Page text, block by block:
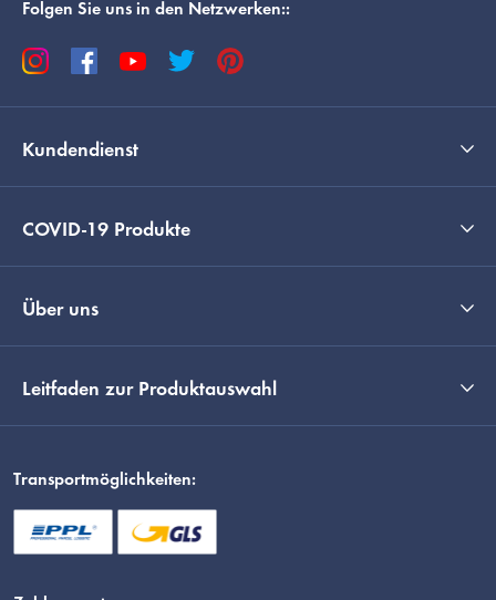
Folgen Sie uns in den Netzwerken::
Kundendienst
COVID-19 Produkte
Über uns
Leitfaden zur Produktauswahl
Transportmöglichkeiten: